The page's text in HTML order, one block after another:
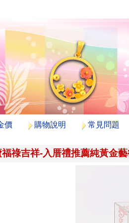
價 購物說明 常見問題
祿吉祥-入厝禮推薦純黃金